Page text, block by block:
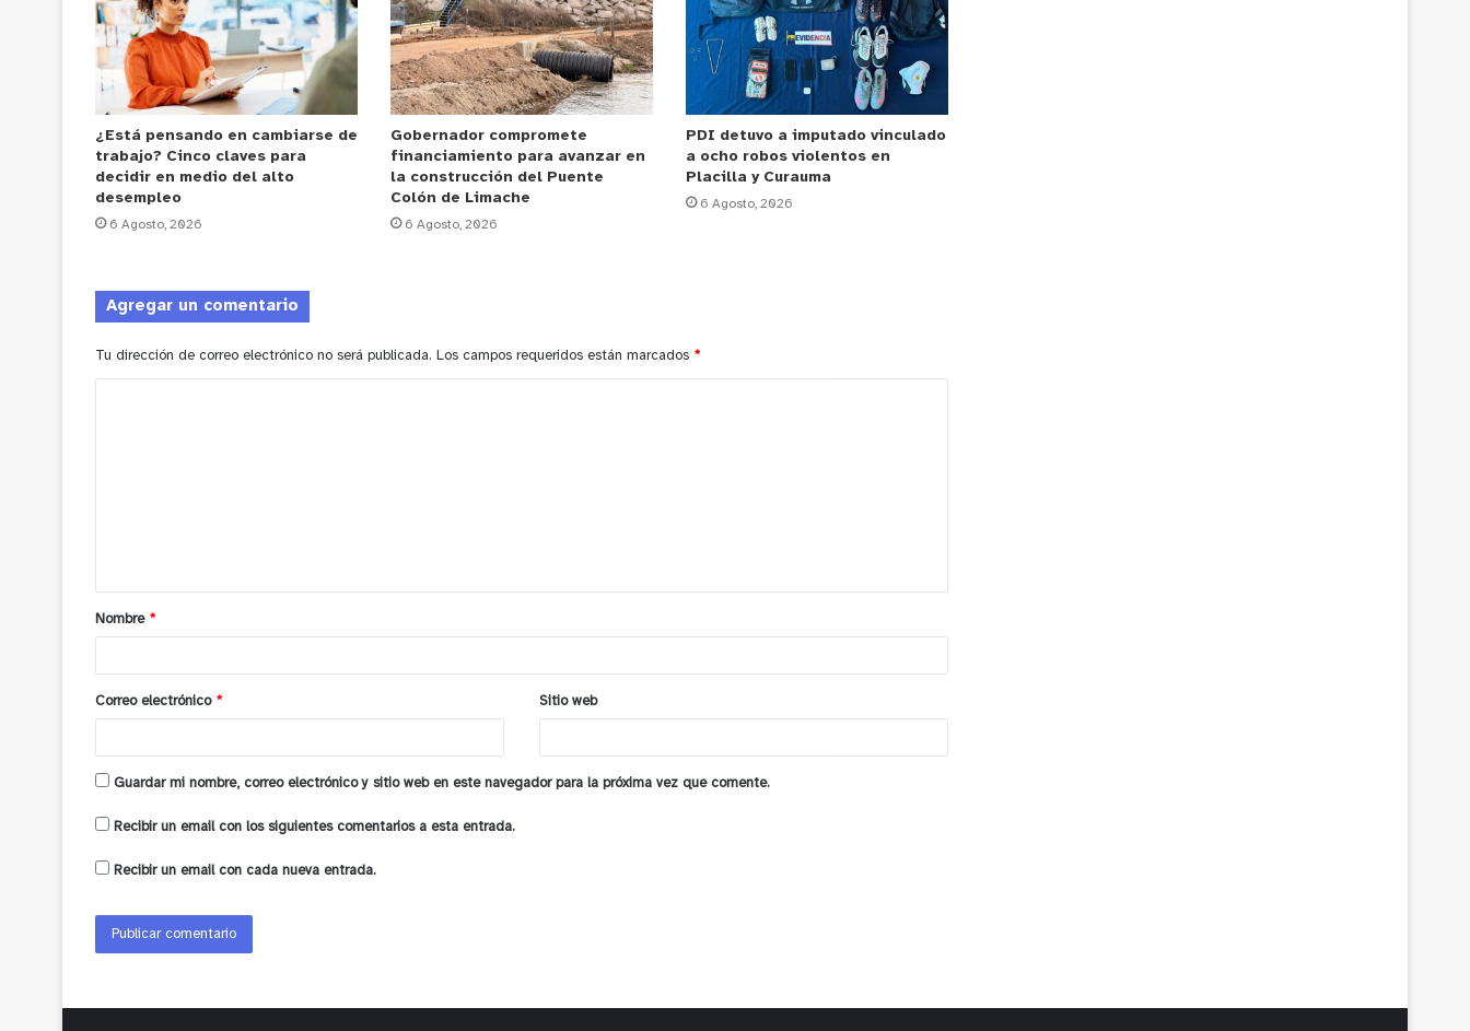
¿Está pensando en cambiarse de
trabajo? Cinco claves para
decidir en medio del alto
desempleo
6 Agosto, 2026
Gobernador compromete
financiamiento para avanzar en
la construcción del Puente
Colón de Limache
6 Agosto, 2026
PDI detuvo a imputado vinculado
a ocho robos violentos en
Placilla y Curauma
6 Agosto, 2026
Agregar un comentario
Tu dirección de correo electrónico no será publicada. Los campos requeridos están marcados *
a
r
*
Nombre *
Correo electrónico * Sitio web
Guardar mi nombre, correo electrónico y sitio web en este navegador para la próxima vez que comente.
Recibir un email con los siguientes comentarios a esta entrada.
Recibir un email con cada nueva entrada.